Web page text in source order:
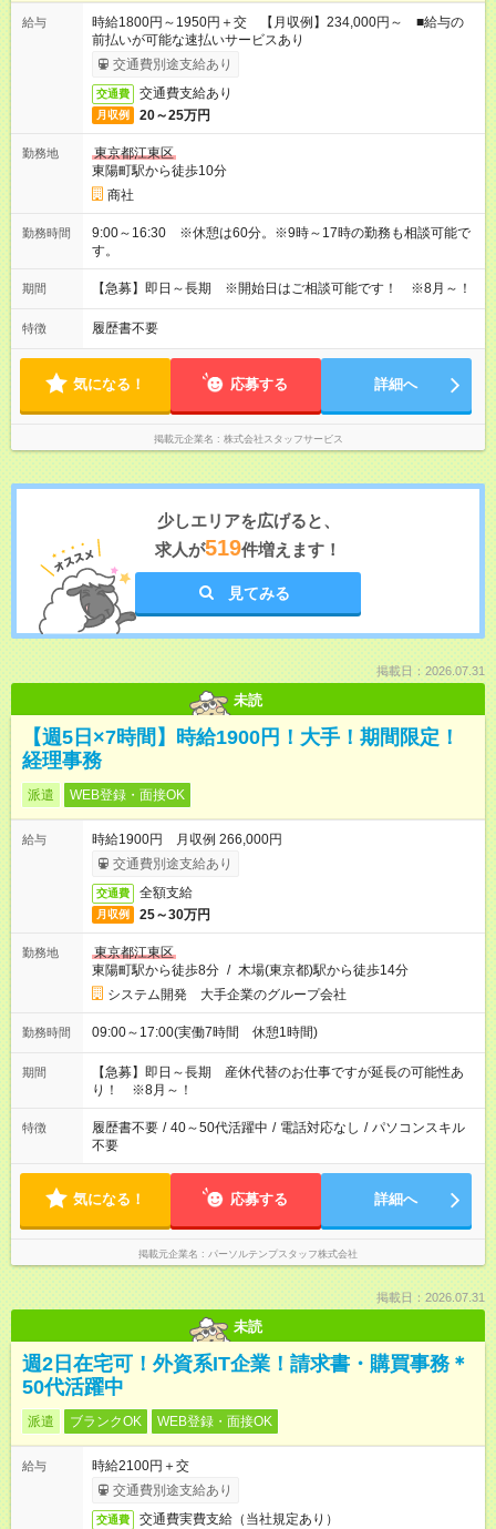
給与
時給1800円～1950円＋交 【月収例】234,000円～ ■給与の
前払いが可能な速払いサービスあり
交通費別途支給あり
交通費 交通費支給あり
月収例 20～25万円
勤務地
東京都江東区
東陽町駅から徒歩10分
商社
勤務時間
9:00～16:30 ※休憩は60分。※9時～17時の勤務も相談可能で
す。
期間 【急募】即日～長期 ※開始日はご相談可能です！ ※8月～！
特徴 履歴書不要
気になる！ 応募する 詳細へ
掲載元企業名 株式会社スタッフサービス
少しエリアを広げると、
求人が519件増えます！
見てみる
掲載日：2026.07.31
未読
【週5日×7時間】時給1900円！大手！期間限定！
経理事務
派遣 WEB登録・面接OK
給与
時給1900円 月収例 266,000円
交通費別途支給あり
交通費 全額支給
月収例 25～30万円
勤務地
東京都江東区
東陽町駅から徒歩8分 / 木場(東京都)駅から徒歩14分
システム開発 大手企業のグループ会社
勤務時間 09:00～17:00(実働7時間 休憩1時間)
期間
【急募】即日～長期 産休代替のお仕事ですが延長の可能性あ
り！ ※8月～！
特徴 履歴書不要 / 40～50代活躍中 / 電話対応なし / パソコンスキル
不要
気になる！ 応募する 詳細へ
掲載元企業名 パーソルテンプスタッフ株式会社
掲載日：2026.07.31
未読
週2日在宅可！外資系IT企業！請求書・購買事務＊
50代活躍中
派遣 ブランクOK WEB登録・面接OK
給与
時給2100円＋交
交通費別途支給あり
交通費 交通費実費支給（当社規定あり）